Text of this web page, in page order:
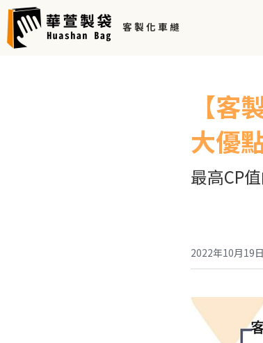
客 製 化 車 縫
【
大優
最高CP
2022年10月19日